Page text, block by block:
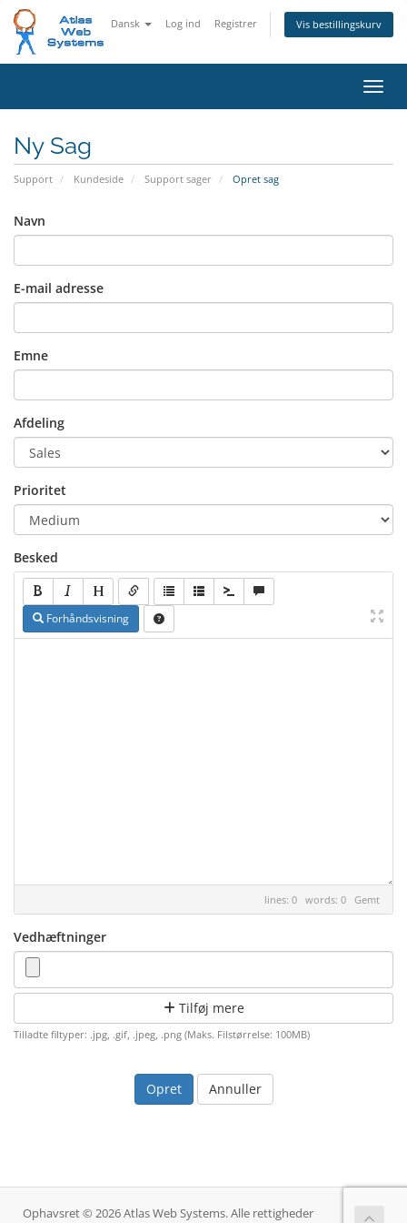
Dansk Log ind Registrer Vis bestillingskurv
Skift
Ny Sag
Support Kundeside Support sager Opret sag
Navn
E-mail adresse
Emne
Afdeling
Prioritet
Besked
Forhåndsvisning
lines: 0 words: 0 Gemt
Vedhæftninger
Tilføj mere
Tilladte filtyper: .jpg, .gif, .jpeg, .png (Maks. Filstørrelse: 100MB)
Annuller
Ophavsret © 2026 Atlas Web Systems. Alle rettigheder